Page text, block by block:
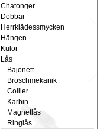
Chatonger
Dobbar
Herrklädessmycken
Hängen
Kulor
Lås
Bajonett
Broschmekanik
Collier
Karbin
Magnetlås
Ringlås